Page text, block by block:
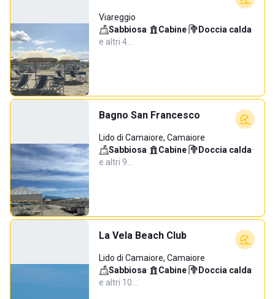
Viareggio
Sabbiosa· Cabine· Doccia calda·
e altri 4…
Bagno San Francesco
Lido di Camaiore, Camaiore
Sabbiosa· Cabine· Doccia calda·
e altri 9…
La Vela Beach Club
Lido di Camaiore, Camaiore
Sabbiosa· Cabine· Doccia calda·
e altri 10…